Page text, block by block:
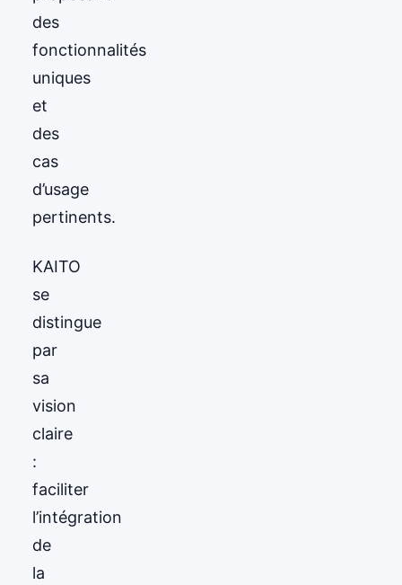
des
fonctionnalités
uniques
et
des
cas
d’usage
pertinents.
KAITO
se
distingue
par
sa
vision
claire
:
faciliter
l’intégration
de
la